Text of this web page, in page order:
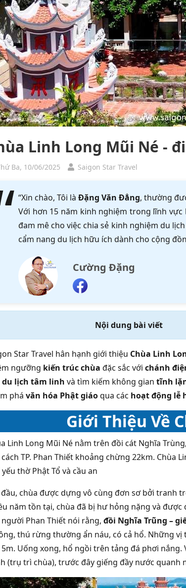
Linh Long Mũi Né -
Ba, 10/06/2025 Saigon Star Travel
“Xin chào, Tôi làĐặng Văn Đẳng, thường
Với hơn 15 năm kinh nghiệm trong lĩnh
đam mê cho việc chia sẻ kinh nghiệm du
cẩm nang du lịch hữu ích dành cho cộng
Cường Đặng
Nội dung bài viết
Star Travel hân hạnh giới thiệu Chùa Linh
ngưỡng kiến trúc chùa đặc sắc với chánh
du lịch tâm linh và tìm kiếm không gian tĩnh
phá văn hóa Phật giáoqua các hoạt động lễ
Giới Thiệu Về
Linh Long Mũi Né nằm trên đồi cát Nghĩa
TP. Phan Thiết khoảng chừng 22km. Chùa
thờ Phật Tổ và cầu an
đầu, chùa được dựng vô cùng đơn sơ bởi tranh
năm tồn tại, chùa đã bị hư hỏng nặng và được
Phan Thiết nói rằng, đồi Nghĩa Trũng –
thú rừng thường ẩn náu, có cả hổ. Những
Uống xong, hổ ngồi trên tảng đá phơi
(trụ trì chùa), trước đây giếng đầy nước quanh